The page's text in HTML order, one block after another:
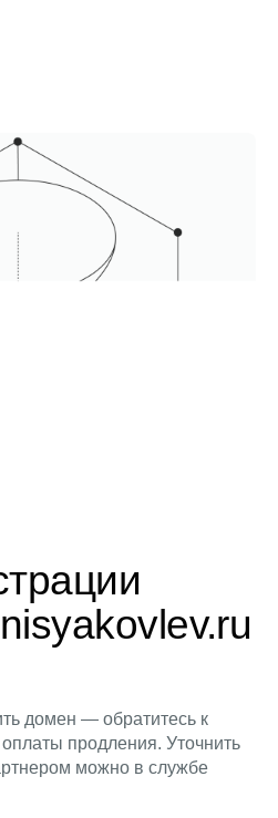
домен — обратитесь к
продления. Уточнить
можно в службе